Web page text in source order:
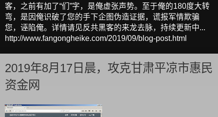
客，之前有加了“们”字，是俺虚张声势。至于俺的180度大转
弯，是因俺识破了您的手下企图伪造证据，谎报军情欺骗
您，诬陷俺。详情请见反共黑客的来龙去脉，持续更新中...
http://www.fangongheike.com/2019/09/blog-post.html
2019年8月17日晨，攻克甘肃平凉市惠民
资金网